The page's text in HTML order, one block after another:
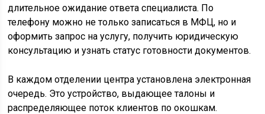
длительное ожидание ответа специалиста. По
телефону можно не только записаться в МФЦ, но и
оформить запрос на услугу, получить юридическую
консультацию и узнать статус готовности документов.
В каждом отделении центра установлена электронная
очередь. Это устройство, выдающее талоны и
распределяющее поток клиентов по окошкам.